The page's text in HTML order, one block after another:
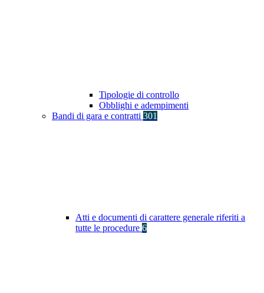
Tipologie di controllo
Obblighi e adempimenti
Bandi di gara e contratti 301
Atti e documenti di carattere generale riferiti a
tutte le procedure 6